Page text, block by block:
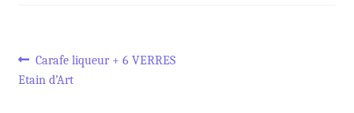
Navigation
Article
précédent :
Carafe liqueur + 6 VERRES
Etain d’Art